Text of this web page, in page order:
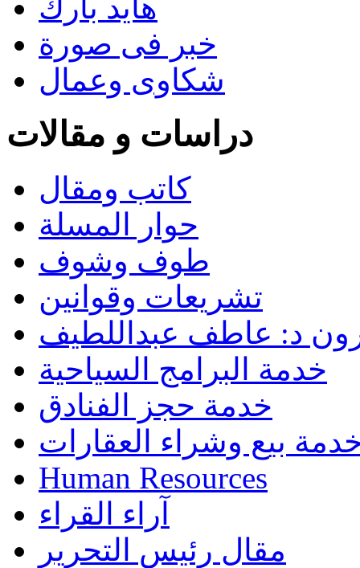
هايد بارك
خبر فى صورة
شكاوى وعمال
دراسات و مقالات
كاتب ومقال
حوار المسلة
طوف وشوف
تشريعات وقوانين
د: عاطف عبداللطيف
خدمة البرامج السياحية
خدمة حجز الفنادق
بيع وشراء العقارات
Human Resources
آراء القراء
مقال رئيس التحرير